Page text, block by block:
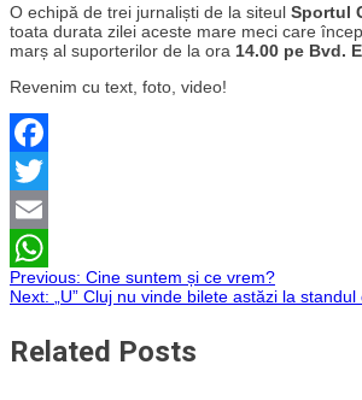
O echipă de trei jurnaliști de la siteul Sportul
toata durata zilei aceste mare meci care
marș al suporterilor de la ora 14.00 pe Bvd.
Revenim cu text, foto, video!
Facebook
Twitter
Email
WhatsApp
Navigare
în
Previous: Cine suntem și ce vrem?
Next:
„U” Cluj nu vinde bilete astăzi la
Related Posts